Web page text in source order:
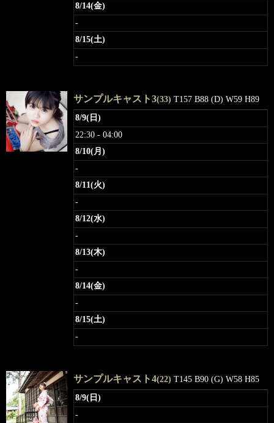
8/14(金)
-
8/15(土)
-
サンプルキャスト3(33) T157 B88 (D) W59 H89
8/9(日)
22:30 - 04:00
8/10(月)
-
8/11(火)
-
8/12(水)
-
8/13(木)
-
8/14(金)
-
8/15(土)
-
サンプルキャスト4(22) T145 B90 (G) W58 H85
8/9(日)
-